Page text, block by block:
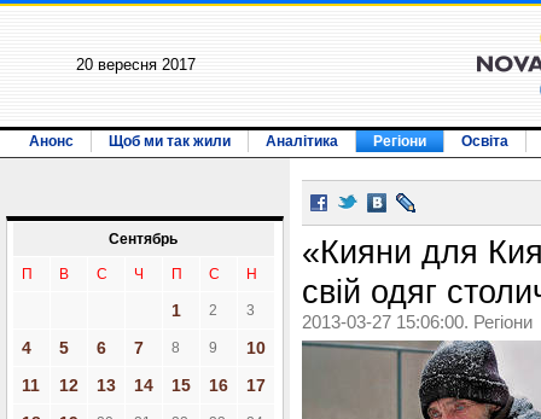
20 вересня 2017
Анонс Щоб ми так жили Аналітика Регіони Освіта
Сентябрь
П В С Ч П С Н
1 2 3
4 5 6 7 8 9
10
11
12 13 14 15 16
17
«Кияни для
свій одяг
2013-03-27 15:06:00. Регіони